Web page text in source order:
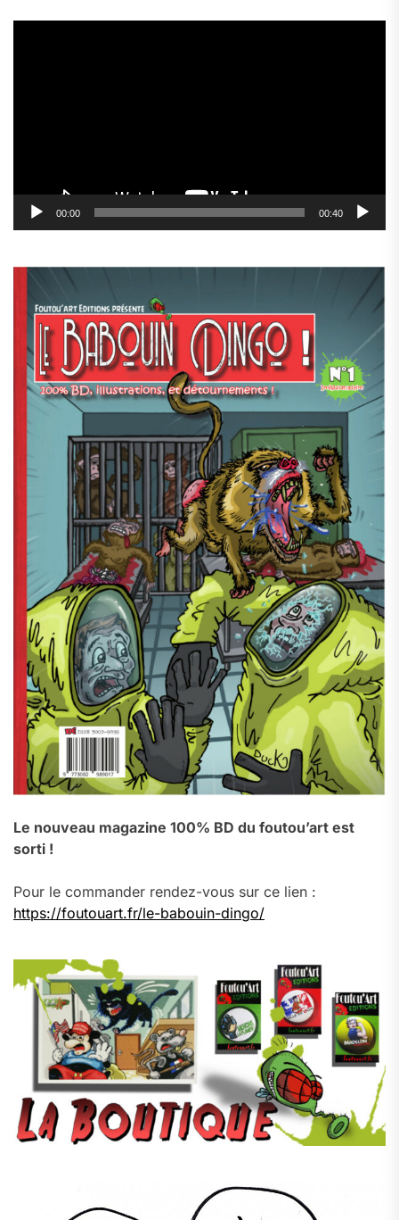
00:00 00:40
Le nouveau magazine 100% BD du foutou’art est
sorti !
Pour le commander rendez-vous sur ce lien :
https://foutouart.fr/le-babouin-dingo/